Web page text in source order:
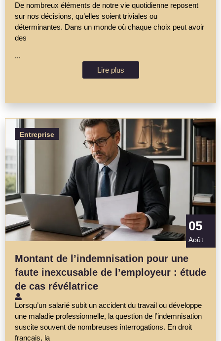
De nombreux éléments de notre vie quotidienne reposent
sur nos décisions, qu’elles soient triviales ou
déterminantes. Dans un monde où chaque choix peut avoir
des
...
Lire plus
Entreprise
05
Août
Montant de l’indemnisation pour une
faute inexcusable de l’employeur : étude
de cas révélatrice
Lorsqu’un salarié subit un accident du travail ou développe
une maladie professionnelle, la question de l’indemnisation
suscite souvent de nombreuses interrogations. En droit
français, la